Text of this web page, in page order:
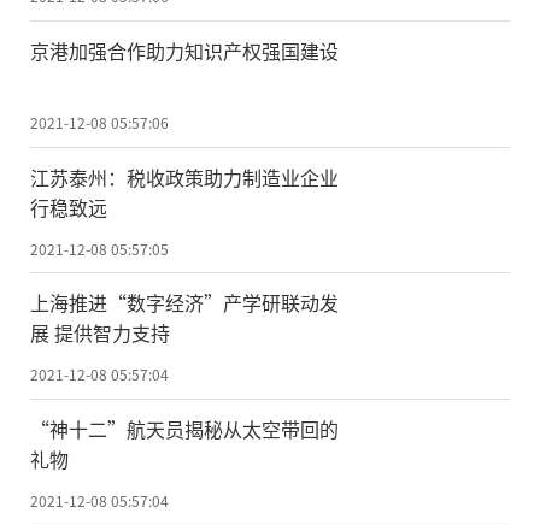
京港加强合作助力知识产权强国建设
2021-12-08 05:57:06
江苏泰州：税收政策助力制造业企业
行稳致远
2021-12-08 05:57:05
上海推进“数字经济”产学研联动发
展 提供智力支持
2021-12-08 05:57:04
“神十二”航天员揭秘从太空带回的
礼物
2021-12-08 05:57:04